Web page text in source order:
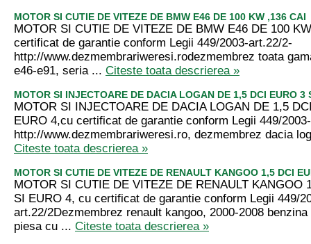
MOTOR SI CUTIE DE VITEZE DE BMW E46 DE 100 KW ,136 CAI
MOTOR SI CUTIE DE VITEZE DE BMW E46 DE 100
certificat de garantie conform Legii 449/2003-art.22/2-
http://www.dezmembrariweresi.rodezmembrez toata
e46-e91, seria ... Citeste toata descrierea »
MOTOR SI INJECTOARE DE DACIA LOGAN DE 1,5 DCI EURO 3
MOTOR SI INJECTOARE DE DACIA LOGAN DE 1,5
EURO 4,cu certificat de garantie conform Legii 449/
http://www.dezmembrariweresi.ro, dezmembrez dacia
Citeste toata descrierea »
MOTOR SI CUTIE DE VITEZE DE RENAULT KANGOO 1,5 DCI
MOTOR SI CUTIE DE VITEZE DE RENAULT KANGOO
SI EURO 4, cu certificat de garantie conform Legii 449/
art.22/2Dezmembrez renault kangoo, 2000-2008
piesa cu ... Citeste toata descrierea »